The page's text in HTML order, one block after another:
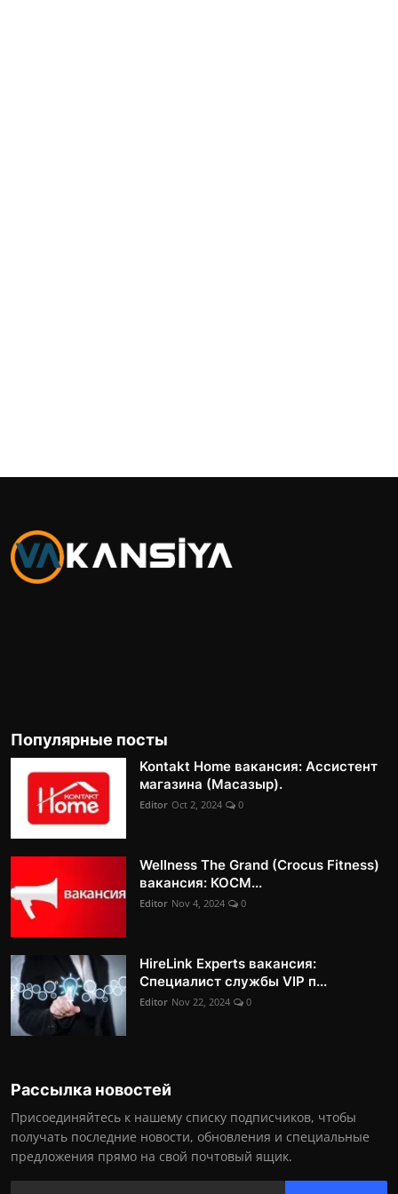
Популярные посты
Kontakt Home вакансия: Ассистент
магазина (Масазыр).
Editor Oct 2, 2024 0
Wellness The Grand (Crocus Fitness)
вакансия: КОСМ...
Editor Nov 4, 2024 0
HireLink Experts вакансия:
Специалист службы VIP п...
Editor Nov 22, 2024 0
Рассылка новостей
Присоединяйтесь к нашему списку подписчиков, чтобы
получать последние новости, обновления и специальные
предложения прямо на свой почтовый ящик.